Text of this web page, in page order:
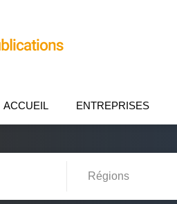
ACCUEIL ENTREPRISES